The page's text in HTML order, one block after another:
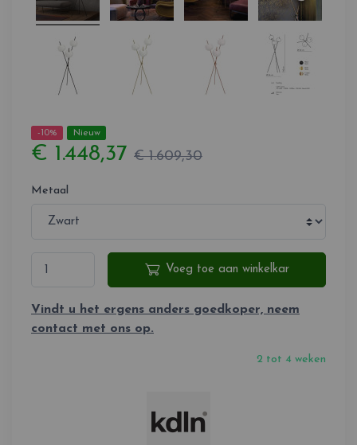
-10% Nieuw
€ 1.448,37 € 1.609,30
Metaal
Voeg toe aan winkelkar
Vindt u het ergens anders goedkoper, neem
contact met ons op.
2 tot 4 weken